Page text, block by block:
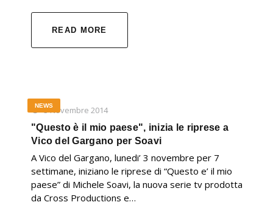
READ MORE
3 Novembre 2014
NEWS
"Questo è il mio paese", inizia le riprese a
Vico del Gargano per Soavi
A Vico del Gargano, lunedi’ 3 novembre per 7
settimane, iniziano le riprese di “Questo e’ il mio
paese” di Michele Soavi, la nuova serie tv prodotta
da Cross Productions e…